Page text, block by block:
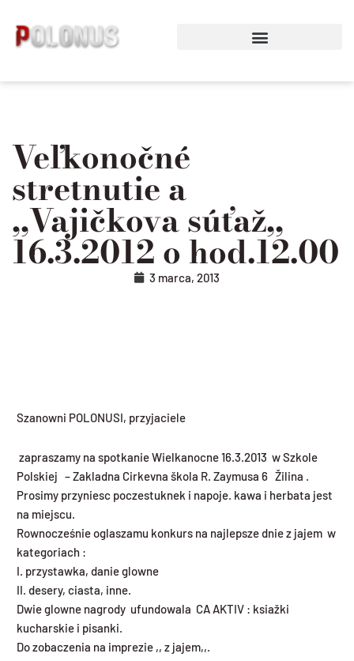
obsah
Veľkonočné
stretnutie a
,,Vajičkova súťaž,,
16.3.2012 o hod.12.00
3 marca, 2013
Szanowni POLONUSI, przyjaciele
zapraszamy na spotkanie Wielkanocne 16.3.2013 w Szkole
Polskiej – Zakladna Cirkevna škola R. Zaymusa 6 Žilina .
Prosimy przyniesc poczestuknek i napoje. kawa i herbata jest
na miejscu.
Rownocześnie oglaszamu konkurs na najlepsze dnie z jajem w
kategoriach :
I. przystawka, danie glowne
II. desery, ciasta, inne.
Dwie glowne nagrody ufundowala CA AKTIV : ksiažki
kucharskie i pisanki.
Do zobaczenia na imprezie ,, z jajem,,.